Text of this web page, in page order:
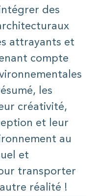
des
attrayants et
compte
les
créativité,
et leur
au
et
transporter
réalité !